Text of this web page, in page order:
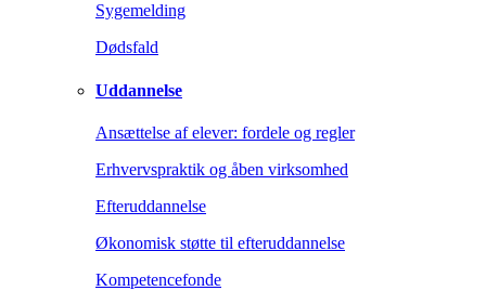
Sygemelding
Dødsfald
Uddannelse
Ansættelse af elever: fordele og regler
Erhvervspraktik og åben virksomhed
Efteruddannelse
Økonomisk støtte til efteruddannelse
Kompetencefonde